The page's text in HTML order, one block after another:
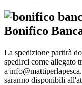
Bonifico
La spedizione partirà
spedirci come allegato
a
saranno disponibili